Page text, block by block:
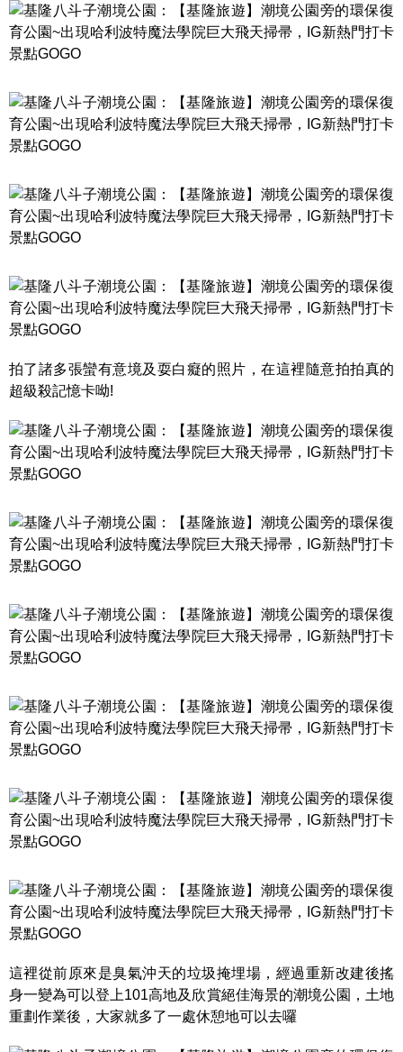
拍了諸多張蠻有意境及耍白癡的照片，在這裡隨意拍拍真的
超級殺記憶卡呦!
這裡從前原來是臭氣沖天的垃圾掩埋場，經過重新改建後搖
身一變為可以登上101高地及欣賞絕佳海景的潮境公園，土地
重劃作業後，大家就多了一處休憩地可以去囉